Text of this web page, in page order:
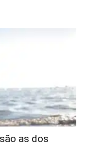
as dos